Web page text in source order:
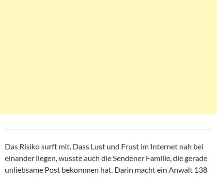
Das Risiko surft mit. Dass Lust und Frust im Internet nah bei
einander liegen, wusste auch die Sendener Familie, die gerade
unliebsame Post bekommen hat. Darin macht ein Anwalt 138